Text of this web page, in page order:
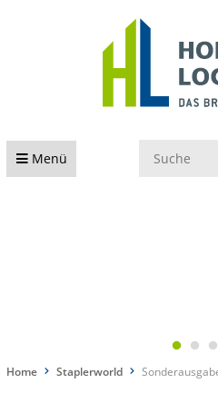
Menü
Home Staplerworld